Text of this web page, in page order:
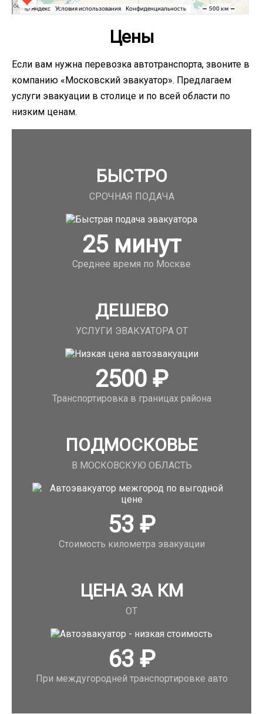
Цены
Если вам нужна перевозка автотранспорта, звоните в
компанию «Московский эвакуатор». Предлагаем
услуги эвакуации в столице и по всей области по
низким ценам.
БЫСТРО
СРОЧНАЯ ПОДАЧА
25минут
Среднее время по Москве
ДЕШЕВО
УСЛУГИ ЭВАКУАТОРА ОТ
2500₽
Транспортировка в границах района
ПОДМОСКОВЬЕ
В МОСКОВСКУЮ ОБЛАСТЬ
53₽
Стоимость километра эвакуации
ЦЕНА ЗА КМ
ОТ
63₽
При междугородней транспортировке авто